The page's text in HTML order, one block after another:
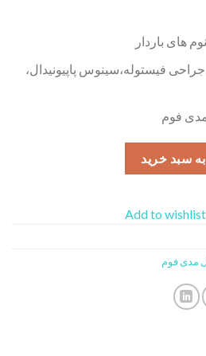
های باردار
فیستوله،سینوس پاپیونیدال،
عدد
سبد خرید
Add to wishlist
مدی فوم